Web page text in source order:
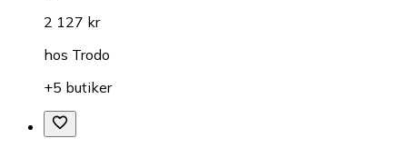
2 127 kr
hos Trodo
+5 butiker